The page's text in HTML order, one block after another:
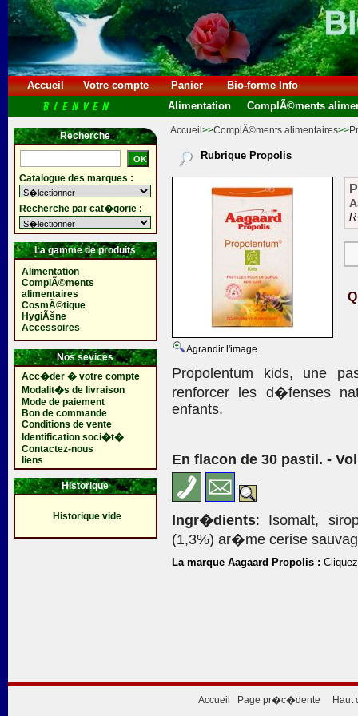
Accueil Votre compte Panier
Bio-forme Info
Alimentation
ComplÃ©ments
Recherche
Catalogue des marques :
Recherche par cat�gorie :
La gamme de produits
Alimentation
ComplÃ©ments
alimentaires
CosmÃ©tique
HygiÃšne
Accessoires
Nos sevices
Acc�der � votre compte
Modalit�s de livraison
Mode de paiement
Bon de commande
Conditions de vente
Identification soci�t�
Contactez-nous
liens
Historique
Historique vide
Accueil >>ComplÃ©ments alimentaires>>
Rubrique Propolis
Agrandir l'image.
Propolentum kids, une
renforcer les d�fenses
enfants.
En flacon de 30 pastil. -
Ingr�dients: Isomalt,
(1,3%) ar�me cerise
La marque Aagaard Propolis :
Accueil Page pr�c�dente Haut